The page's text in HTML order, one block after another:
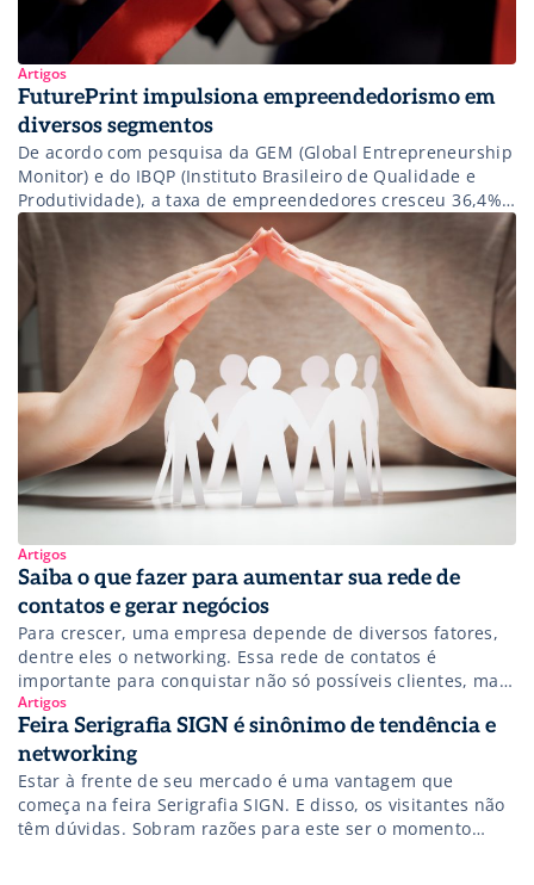
Artigos
FuturePrint impulsiona empreendedorismo em
diversos segmentos
De acordo com pesquisa da GEM (Global Entrepreneurship
Monitor) e do IBQP (Instituto Brasileiro de Qualidade e
Produtividade), a taxa de empreendedores cresceu 36,4%
em 2017. Isso significa que quase 50 milhões de
brasileiros tinham o seu próprio negócio ou pretendiam
empreender. De cada três adultos, entre 18 e 34 anos, um
estava envolvido na […]
Artigos
Saiba o que fazer para aumentar sua rede de
contatos e gerar negócios
Para crescer, uma empresa depende de diversos fatores,
dentre eles o networking. Essa rede de contatos é
importante para conquistar não só possíveis clientes, mas
também parceiros que atuem em áreas próximas ou
complementares. Nos momentos de baixa, em que a
redução dos custos é forçada, a rede de contatos deve ser
aumentada para balancear […]
Artigos
Feira Serigrafia SIGN é sinônimo de tendência e
networking
Estar à frente de seu mercado é uma vantagem que
começa na feira Serigrafia SIGN. E disso, os visitantes não
têm dúvidas. Sobram razões para este ser o momento